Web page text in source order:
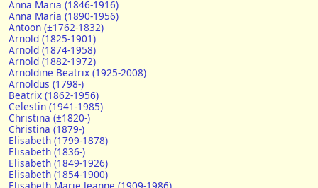
Anna Maria (1846-1916)
Anna Maria (1890-1956)
Antoon (±1762-1832)
Arnold (1825-1901)
Arnold (1874-1958)
Arnold (1882-1972)
Arnoldine Beatrix (1925-2008)
Arnoldus (1798-)
Beatrix (1862-1956)
Celestin (1941-1985)
Christina (±1820-)
Christina (1879-)
Elisabeth (1799-1878)
Elisabeth (1836-)
Elisabeth (1849-1926)
Elisabeth (1854-1900)